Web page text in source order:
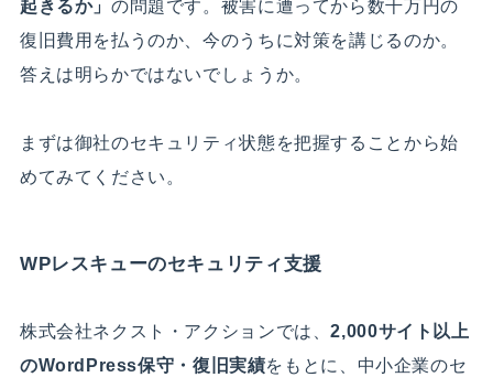
起きるか」の問題です。被害に遭ってから数千万円の
復旧費用を払うのか、今のうちに対策を講じるのか。
答えは明らかではないでしょうか。
まずは御社のセキュリティ状態を把握することから始
めてみてください。
WPレスキューのセキュリティ支援
株式会社ネクスト・アクションでは、2,000サイト以上
のWordPress保守・復旧実績をもとに、中小企業のセ